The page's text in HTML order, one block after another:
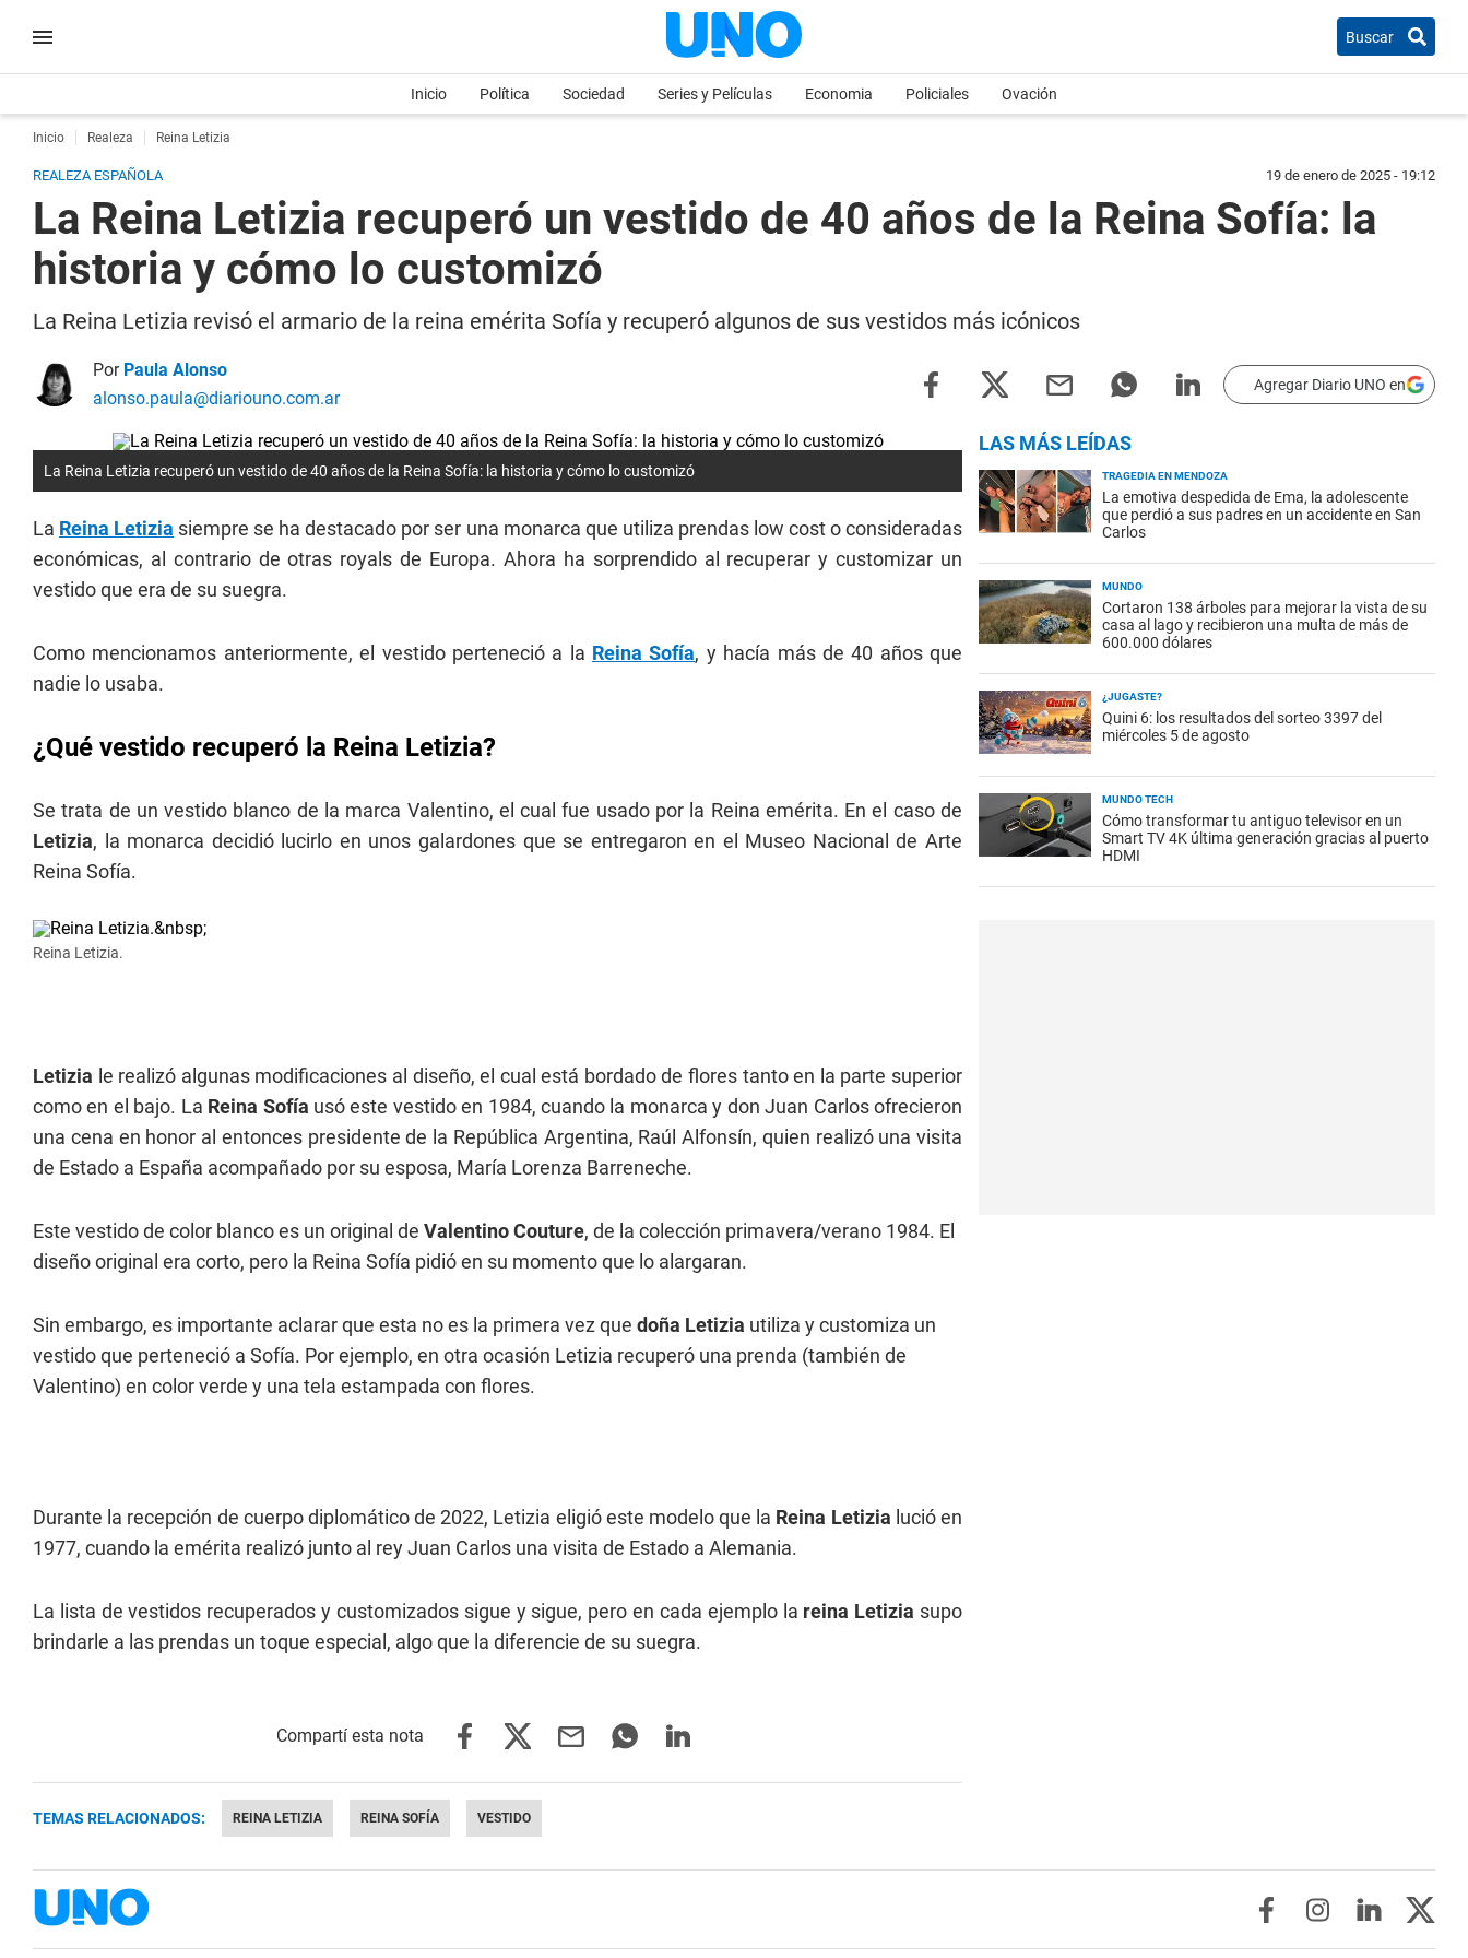
Buscar
Inicio Política Sociedad Series y Películas Economia Policiales Ovación
Inicio Realeza Reina Letizia
REALEZA ESPAÑOLA 19 de enero de 2025 - 19:12
La Reina Letizia recuperó un vestido de 40 años de la Reina Sofía: la
historia y cómo lo customizó
La Reina Letizia revisó el armario de la reina emérita Sofía y recuperó algunos de sus vestidos más icónicos
Por Paula Alonso
alonso.paula@diariouno.com.ar
Agregar Diario UNO en
La Reina Letizia recuperó un vestido de 40 años de la Reina Sofía: la historia y cómo lo customizó
La Reina Letizia siempre se ha destacado por ser una monarca que utiliza prendas low cost o consideradas
económicas, al contrario de otras royals de Europa. Ahora ha sorprendido al recuperar y customizar un
vestido que era de su suegra.
Como mencionamos anteriormente, el vestido perteneció a la Reina Sofía, y hacía más de 40 años que
nadie lo usaba.
¿Qué vestido recuperó la Reina Letizia?
Se trata de un vestido blanco de la marca Valentino, el cual fue usado por la Reina emérita. En el caso de
Letizia, la monarca decidió lucirlo en unos galardones que se entregaron en el Museo Nacional de Arte
Reina Sofía.
Reina Letizia.
Letizia le realizó algunas modificaciones al diseño, el cual está bordado de flores tanto en la parte superior
como en el bajo. La Reina Sofía usó este vestido en 1984, cuando la monarca y don Juan Carlos ofrecieron
una cena en honor al entonces presidente de la República Argentina, Raúl Alfonsín, quien realizó una visita
de Estado a España acompañado por su esposa, María Lorenza Barreneche.
Este vestido de color blanco es un original de Valentino Couture, de la colección primavera/verano 1984. El
diseño original era corto, pero la Reina Sofía pidió en su momento que lo alargaran.
Sin embargo, es importante aclarar que esta no es la primera vez que doña Letizia utiliza y customiza un
vestido que perteneció a Sofía. Por ejemplo, en otra ocasión Letizia recuperó una prenda (también de
Valentino) en color verde y una tela estampada con flores.
Durante la recepción de cuerpo diplomático de 2022, Letizia eligió este modelo que la Reina Letizia lució en
1977, cuando la emérita realizó junto al rey Juan Carlos una visita de Estado a Alemania.
La lista de vestidos recuperados y customizados sigue y sigue, pero en cada ejemplo la reina Letizia supo
brindarle a las prendas un toque especial, algo que la diferencie de su suegra.
TEMAS RELACIONADOS: REINA LETIZIA REINA SOFÍA VESTIDO
LAS MÁS LEÍDAS
TRAGEDIA EN MENDOZA
La emotiva despedida de Ema, la adolescente
que perdió a sus padres en un accidente en San
Carlos
MUNDO
Cortaron 138 árboles para mejorar la vista de su
casa al lago y recibieron una multa de más de
600.000 dólares
¿JUGASTE?
Quini 6: los resultados del sorteo 3397 del
miércoles 5 de agosto
MUNDO TECH
Cómo transformar tu antiguo televisor en un
Smart TV 4K última generación gracias al puerto
HDMI